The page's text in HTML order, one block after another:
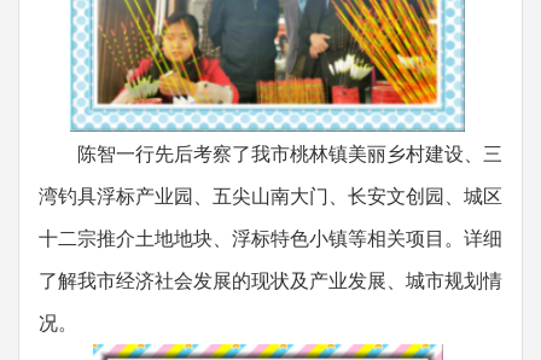
陈智一行先后考察了我市桃林镇美丽乡村建设、三
湾钓具浮标产业园、五尖山南大门、长安文创园、城区
十二宗推介土地地块、浮标特色小镇等相关项目。详细
了解我市经济社会发展的现状及产业发展、城市规划情
况。